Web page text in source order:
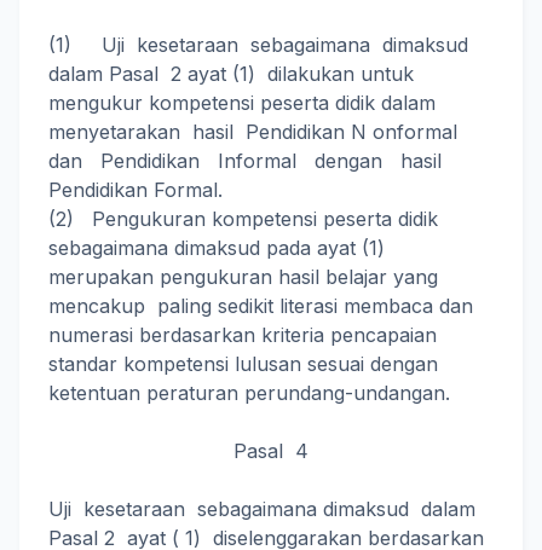
(1) Uji kesetaraan sebagaimana dimaksud
dalam Pasal 2 ayat (1) dilakukan untuk
mengukur kompetensi peserta didik dalam
menyetarakan hasil Pendidikan N onformal
dan Pendidikan Informal dengan hasil
Pendidikan Formal.
(2) Pengukuran kompetensi peserta didik
sebagaimana dimaksud pada ayat (1)
merupakan pengukuran hasil belajar yang
mencakup paling sedikit literasi membaca dan
numerasi berdasarkan kriteria pencapaian
standar kompetensi lulusan sesuai dengan
ketentuan peraturan perundang-undangan.
Pasal 4
Uji kesetaraan sebagaimana dimaksud dalam
Pasal 2 ayat ( 1) diselenggarakan berdasarkan